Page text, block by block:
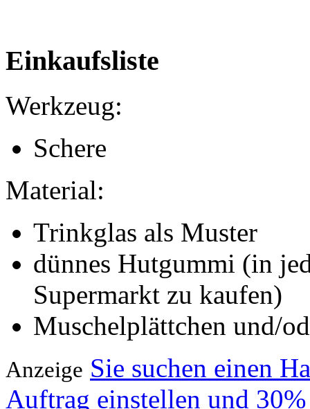
Einkaufsliste
Werkzeug:
Schere
Material:
Trinkglas als Muster
dünnes Hutgummi (in
Supermarkt zu kaufen)
Muschelplättchen und/
Anzeige Sie suchen einen
Auftrag einstellen und